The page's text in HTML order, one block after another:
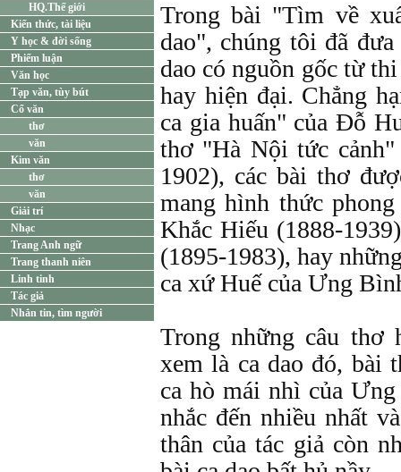
HQ.Thế giới
Kiến thức, tài liệu
Y học & đời sống
Phiếm luận
Văn học
Tạp văn, tùy bút
Cổ văn
thơ
văn
Kim văn
thơ
văn
Giải trí
Nhạc
Trang Anh ngữ
Trang thanh niên
Linh tinh
Tác giả
Nhắn tin, tìm người
Trong bài "Tìm về
dao", chúng tôi đã
dao có nguồn gốc từ
hay hiện đại. Chẳng
ca gia huấn" của Đỗ
thơ "Hà Nội tức
1902), các bài thơ
mang hình thức
Khắc Hiếu (1888-
(1895-1983), hay
ca xứ Huế của Ưng
Trong những câu thơ
xem là ca dao đó, bài
ca hò mái nhì của
nhắc đến nhiều nhất
thân của tác giả còn